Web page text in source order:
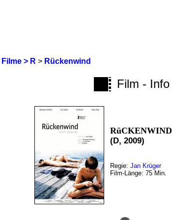
Filme > R > Rückenwind
Film - Info
RüCKENWIND
(D, 2009)
Regie:Jan Krüger
Film-Länge: 75 Min.